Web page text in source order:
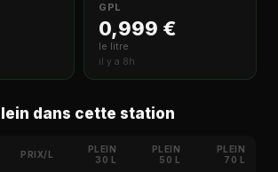
GPL
0,999 €
le litre
il y a 8h
dans cette station
PRIX/L
PLEIN
30 L
PLEIN
50 L
PLEIN
70 L